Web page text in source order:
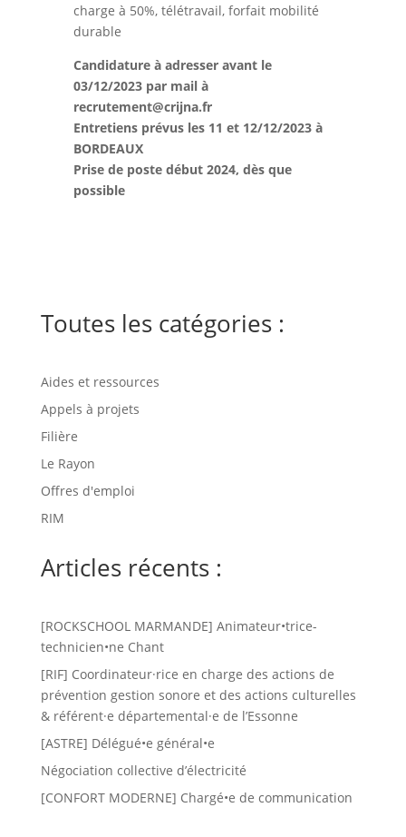
charge à 50%, télétravail, forfait mobilité
durable
Candidature à adresser avant le
03/12/2023 par mail à
recrutement@crijna.fr
Entretiens prévus les 11 et 12/12/2023 à
BORDEAUX
Prise de poste début 2024, dès que
possible
Toutes les catégories :
Aides et ressources
Appels à projets
Filière
Le Rayon
Offres d'emploi
RIM
Articles récents :
[ROCKSCHOOL MARMANDE] Animateur•trice-
technicien•ne Chant
[RIF] Coordinateur·rice en charge des actions de
prévention gestion sonore et des actions culturelles
& référent·e départemental·e de l’Essonne
[ASTRE] Délégué•e général•e
Négociation collective d’électricité
[CONFORT MODERNE] Chargé•e de communication